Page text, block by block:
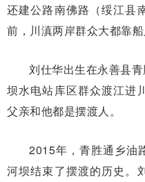
还建公路南佛路（绥江县
前，川滇两岸群众大都靠船
刘仕华出生在永善县
坝水电站库区群众渡江进
父亲和他都是摆渡人。
2015年，青胜通乡油
河坝结束了摆渡的历史。